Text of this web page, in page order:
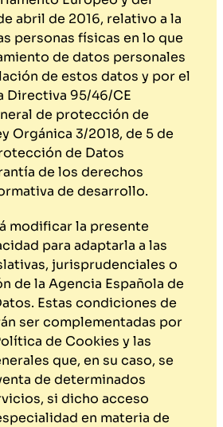
abril de 2016, relativo a la
personas físicas en lo que
de datos personales
de estos datos y por el
Directiva 95/46/CE
de protección de
Orgánica 3/2018, de 5 de
de Datos
de los derechos
de desarrollo.
modificar la presente
para adaptarla a las
jurisprudenciales o
de la Agencia Española de
Estas condiciones de
ser complementadas por
de Cookies y las
que, en su caso, se
de determinados
si dicho acceso
en materia de